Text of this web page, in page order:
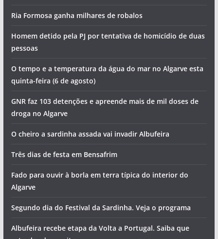
Ria Formosa ganha milhares de robalos
Homem detido pela PJ por tentativa de homicídio de duas
pessoas
O tempo e a temperatura da água do mar no Algarve esta
quinta-feira (6 de agosto)
GNR faz 103 detenções e apreende mais de mil doses de
droga no Algarve
O cheiro a sardinha assada vai invadir Albufeira
Três dias de festa em Bensafrim
Fado para ouvir à borla em terra típica do interior do
Algarve
Segundo dia do Festival da Sardinha. Veja o programa
Albufeira recebe etapa da Volta a Portugal. Saiba que